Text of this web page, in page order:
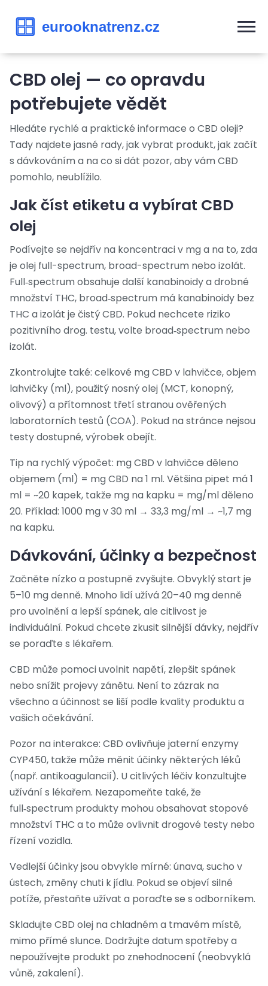
CBD olej — co opravdu
potřebujete vědět
Hledáte rychlé a praktické informace o CBD oleji?
Tady najdete jasné rady, jak vybrat produkt, jak začít
s dávkováním a na co si dát pozor, aby vám CBD
pomohlo, neublížilo.
Jak číst etiketu a vybírat CBD
olej
Podívejte se nejdřív na koncentraci v mg a na to, zda
je olej full-spectrum, broad-spectrum nebo izolát.
Full‑spectrum obsahuje další kanabinoidy a drobné
množství THC, broad‑spectrum má kanabinoidy bez
THC a izolát je čistý CBD. Pokud nechcete riziko
pozitivního drog. testu, volte broad‑spectrum nebo
izolát.
Zkontrolujte také: celkové mg CBD v lahvičce, objem
lahvičky (ml), použitý nosný olej (MCT, konopný,
olivový) a přítomnost třetí stranou ověřených
laboratorních testů (COA). Pokud na stránce nejsou
testy dostupné, výrobek obejít.
Tip na rychlý výpočet: mg CBD v lahvičce děleno
objemem (ml) = mg CBD na 1 ml. Většina pipet má 1
ml = ~20 kapek, takže mg na kapku = mg/ml děleno
20. Příklad: 1000 mg v 30 ml → 33,3 mg/ml → ~1,7 mg
na kapku.
Dávkování, účinky a bezpečnost
Začněte nízko a postupně zvyšujte. Obvyklý start je
5–10 mg denně. Mnoho lidí užívá 20–40 mg denně
pro uvolnění a lepší spánek, ale citlivost je
individuální. Pokud chcete zkusit silnější dávky, nejdřív
se poraďte s lékařem.
CBD může pomoci uvolnit napětí, zlepšit spánek
nebo snížit projevy zánětu. Není to zázrak na
všechno a účinnost se liší podle kvality produktu a
vašich očekávání.
Pozor na interakce: CBD ovlivňuje jaterní enzymy
CYP450, takže může měnit účinky některých léků
(např. antikoagulancií). U citlivých léčiv konzultujte
užívání s lékařem. Nezapomeňte také, že
full‑spectrum produkty mohou obsahovat stopové
množství THC a to může ovlivnit drogové testy nebo
řízení vozidla.
Vedlejší účinky jsou obvykle mírné: únava, sucho v
ústech, změny chuti k jídlu. Pokud se objeví silné
potíže, přestaňte užívat a poraďte se s odborníkem.
Skladujte CBD olej na chladném a tmavém místě,
mimo přímé slunce. Dodržujte datum spotřeby a
nepoužívejte produkt po znehodnocení (neobvyklá
vůně, zakalení).